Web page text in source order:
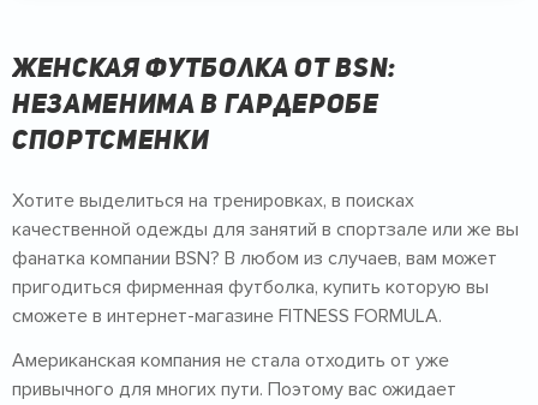
Женская футболка от BSN:
незаменима в гардеробе
спортсменки
Хотите выделиться на тренировках, в поисках
качественной одежды для занятий в спортзале или же вы
фанатка компании BSN? В любом из случаев, вам может
пригодиться фирменная футболка, купить которую вы
сможете в интернет-магазине FITNESS FORMULA.
Американская компания не стала отходить от уже
привычного для многих пути. Поэтому вас ожидает